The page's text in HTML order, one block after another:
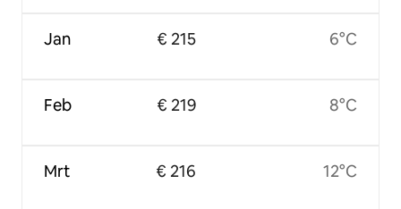
Jan
Feb
Mrt
€ 215
€ 219
€ 216
6°C
8°C
12°C